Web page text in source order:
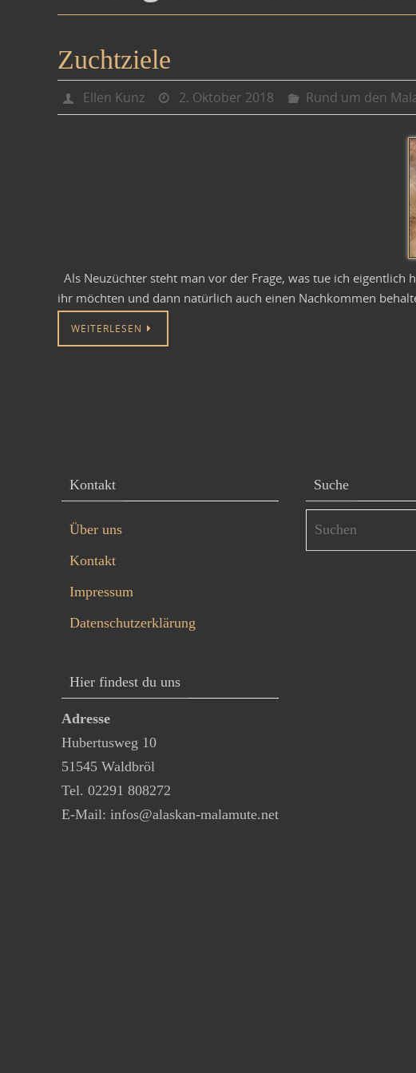
Zuchtziele
Ellen Kunz 2. Oktober 2018 Rund um den
Als Neuzüchter steht man vor der Frage, was tue ich
ihr möchten und dann natürlich auch einen Nachkommen
WEITERLESEN
Kontakt
Über uns
Kontakt
Impressum
Datenschutzerklärung
Hier findest du uns
Adresse
Hubertusweg 10
51545 Waldbröl
Tel. 02291 808272
E-Mail: infos@alaskan-malamute.net
Suche